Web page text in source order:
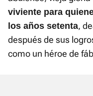
viviente para
los años setenta,
después de sus
como un héroe de